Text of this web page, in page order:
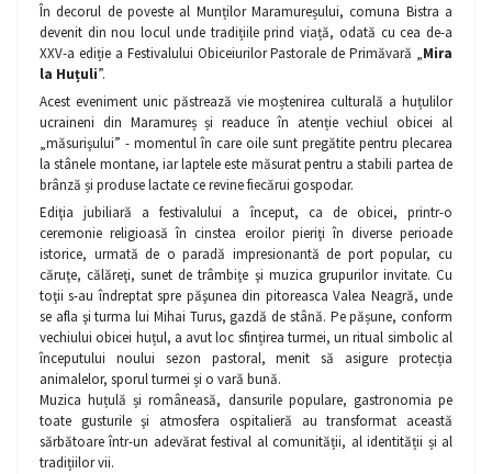
În decorul de poveste al Munților Maramureșului, comuna Bistra a
devenit din nou locul unde tradițiile prind viață, odată cu cea de-a
XXV-a ediție a Festivalului Obiceiurilor Pastorale de Primăvară „Mira
la Huțuli”.
Acest eveniment unic păstrează vie moștenirea culturală a huțulilor
ucraineni din Maramureș și readuce în atenție vechiul obicei al
„măsurişului” - momentul în care oile sunt pregătite pentru plecarea
la stânele montane, iar laptele este măsurat pentru a stabili partea de
brânză și produse lactate ce revine fiecărui gospodar.
Ediţia jubiliară a festivalului a început, ca de obicei, printr-o
ceremonie religioasă în cinstea eroilor pieriţi în diverse perioade
istorice, urmată de o paradă impresionantă de port popular, cu
căruţe, călăreţi, sunet de trâmbiţe şi muzica grupurilor invitate. Cu
toţii s-au îndreptat spre păşunea din pitoreasca Valea Neagră, unde
se afla şi turma lui Mihai Turus, gazdă de stână. Pe pășune, conform
vechiului obicei huțul, a avut loc sfințirea turmei, un ritual simbolic al
începutului noului sezon pastoral, menit să asigure protecția
animalelor, sporul turmei și o vară bună.
Muzica huțulă și româneasă, dansurile populare, gastronomia pe
toate gusturile şi atmosfera ospitalieră au transformat această
sărbătoare într-un adevărat festival al comunității, al identității și al
tradițiilor vii.